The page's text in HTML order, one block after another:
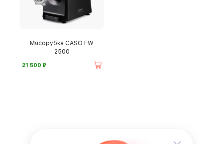
Мясорубка CASO FW
2500
21 500 ⃏